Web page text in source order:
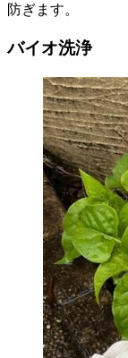
防ぎます。
バイオ洗浄